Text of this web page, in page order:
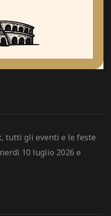
tutti gli eventi e le feste
10 luglio 2026 e